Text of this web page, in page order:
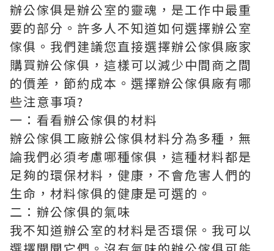
辦公傢俱是辦公室的靈魂，是工作中最重
要的部分。許多人不知道如何選擇辦公室
傢俱。我們建議您直接選擇辦公傢俱廠家
購買辦公傢俱，這樣可以減少中間商之間
的價差，節約成本。選擇辦公傢俱廠有哪
些注意事項?
一：看看辦公傢俱的材料
辦公傢俱工廠辦公傢俱材料分為多種，無
論我們必須考慮哪種傢俱，這種材料都是
足夠的環保材料，健康，不會危害人們的
生命，材料傢俱的健康是可選的。
二：辦公傢俱的氣味
我不知道辦公室的材料是否環保。我可以